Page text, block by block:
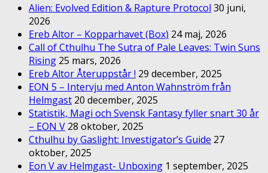
Alien: Evolved Edition & Rapture Protocol 30 juni,
2026
Ereb Altor – Kopparhavet (Box) 24 maj, 2026
Call of Cthulhu The Sutra of Pale Leaves: Twin Suns
Rising 25 mars, 2026
Ereb Altor Återuppstår ! 29 december, 2025
EON 5 – Intervju med Anton Wahnström från
Helmgast 20 december, 2025
Statistik, Magi och Svensk Fantasy fyller snart 30 år
– EON V 28 oktober, 2025
Cthulhu by Gaslight: Investigator’s Guide 27
oktober, 2025
Eon V av Helmgast- Unboxing 1 september, 2025